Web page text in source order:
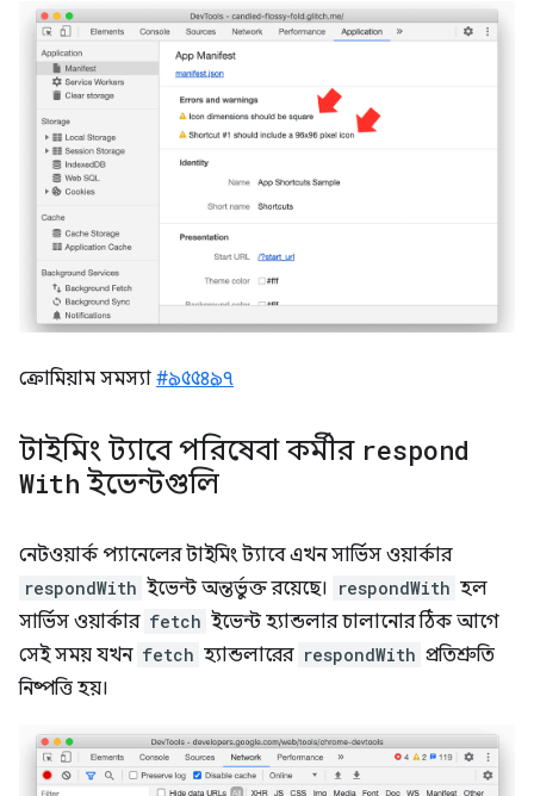
ক্রোমিয়াম সমস্যা #৯৫৫৪৯৭
টাইমিং ট্যাবে পরিষেবা কর্মীর respond
With ইভেন্টগুলি
নেটওয়ার্ক প্যানেলের টাইমিং ট্যাবে এখন সার্ভিস ওয়ার্কার
respondWith ইভেন্ট অন্তর্ভুক্ত রয়েছে। respondWith হল
সার্ভিস ওয়ার্কার fetch ইভেন্ট হ্যান্ডলার চালানোর ঠিক আগে
সেই সময় যখন fetch হ্যান্ডলারের respondWith প্রতিশ্রুতি
নিষ্পত্তি হয়।